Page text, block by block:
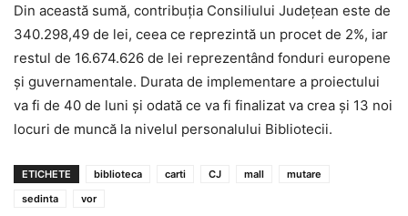
Din această sumă, contribuția Consiliului Județean este de
340.298,49 de lei, ceea ce reprezintă un procet de 2%, iar
restul de 16.674.626 de lei reprezentând fonduri europene
și guvernamentale. Durata de implementare a proiectului
va fi de 40 de luni și odată ce va fi finalizat va crea și 13 noi
locuri de muncă la nivelul personalului Bibliotecii.
ETICHETE biblioteca carti CJ mall
mutare
sedinta
vor